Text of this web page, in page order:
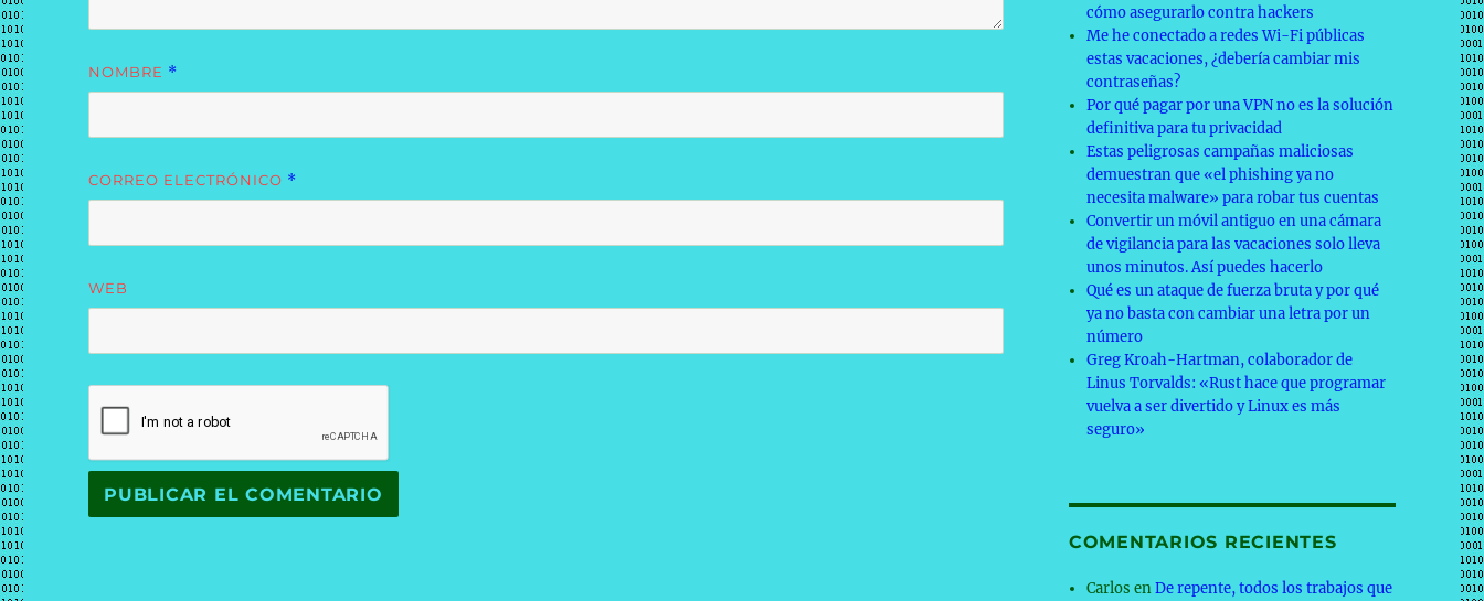
NOMBRE *
CORREO ELECTRÓNICO *
WEB
cómo asegurarlo contra hackers
Me he conectado a redes Wi-Fi públicas
estas vacaciones, ¿debería cambiar mis
contraseñas?
Por qué pagar por una VPN no es la solución
definitiva para tu privacidad
Estas peligrosas campañas maliciosas
demuestran que «el phishing ya no
necesita malware» para robar tus cuentas
Convertir un móvil antiguo en una cámara
de vigilancia para las vacaciones solo lleva
unos minutos. Así puedes hacerlo
Qué es un ataque de fuerza bruta y por qué
ya no basta con cambiar una letra por un
número
Greg Kroah-Hartman, colaborador de
Linus Torvalds: «Rust hace que programar
vuelva a ser divertido y Linux es más
seguro»
COMENTARIOS RECIENTES
Carlos enDe repente, todos los trabajos que